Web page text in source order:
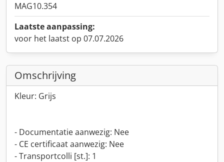
MAG10.354
Laatste aanpassing:
voor het laatst op 07.07.2026
Omschrijving
Kleur: Grijs
- Documentatie aanwezig: Nee
- CE certificaat aanwezig: Nee
- Transportcolli [st.]: 1